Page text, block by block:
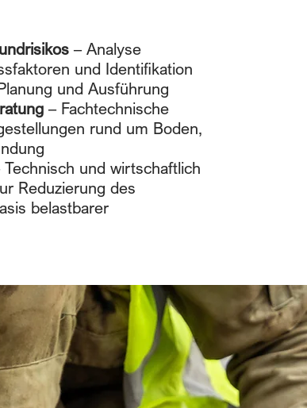
– Analyse
und Identifikation
und Ausführung
– Fachtechnische
rund um Boden,
Technisch und wirtschaftlich
Reduzierung des
belastbarer